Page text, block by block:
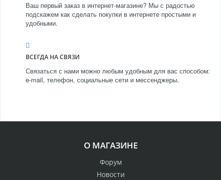
Ваш первый заказ в интернет-магазине? Мы с радостью
подскажем как сделать покупки в интернете простыми и
удобными.
ВСЕГДА НА СВЯЗИ
Связаться с нами можно любым удобным для вас способом:
e-mail, телефон, социальные сети и мессенджеры.
О МАГАЗИНЕ
Форум
Новости